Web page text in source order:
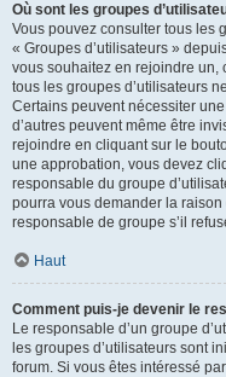
Où sont les groupes
Vous pouvez consulter tous les
« Groupes d’utilisateurs »
vous souhaitez en rejoindre
tous les groupes d’utilisateurs
Certains peuvent nécessiter
d’autres peuvent même être
rejoindre en cliquant sur le
une approbation, vous devez
responsable du groupe
pourra vous demander la
responsable de groupe s’il
Haut
Comment puis-je devenir le
Le responsable d’un groupe
les groupes d’utilisateurs sont
forum. Si vous êtes intéressé